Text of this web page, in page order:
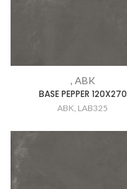
, ABK
BASE PEPPER 120X270
ABK, LAB325